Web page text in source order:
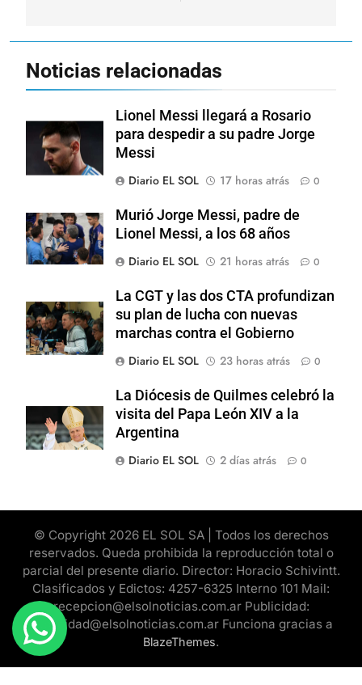
Noticias relacionadas
Lionel Messi llegará a Rosario
para despedir a su padre Jorge
Messi
Diario EL SOL
17 horas atrás 0
Murió Jorge Messi, padre de
Lionel Messi, a los 68 años
Diario EL SOL
21 horas atrás 0
La CGT y las dos CTA profundizan
su plan de lucha con nuevas
marchas contra el Gobierno
Diario EL SOL
23 horas atrás 0
La Diócesis de Quilmes celebró la
visita del Papa León XIV a la
Argentina
Diario EL SOL
2 días atrás 0
© Copyright 2026 EL SOL SA | Todos los derechos
reservados. Queda prohibida la reproducción total o
parcial del presente diario. Director: Horacio Schivintt.
Clasificados y Edictos: 4257-6325 Interno 101 Mail:
recepcion@elsolnoticias.com.ar Publicidad:
publicidad@elsolnoticias.com.ar Funciona gracias a
BlazeThemes.